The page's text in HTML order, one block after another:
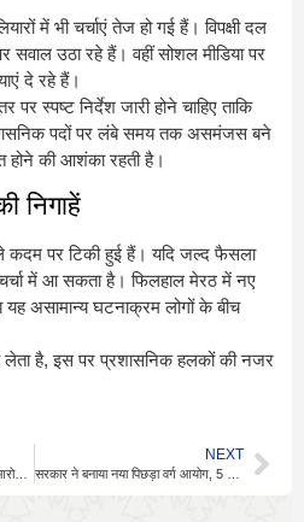
में भी चर्चाएं तेज हो गई हैं। विपक्षी दल
सवाल उठा रहे हैं। वहीं सोशल मीडिया पर
दे रहे हैं।
स्पष्ट निर्देश जारी होने चाहिए ताकि
पदों पर लंबे समय तक असमंजस बने
होने की आशंका रहती है।
निगाहें
पर टिकी हुई हैं। यदि जल्द फैसला
में आ सकता है। फिलहाल मेरठ में नए
असामान्य घटनाक्रम लोगों के बीच
लेता है, इस पर प्रशासनिक हलकों की नजर
आगरा में वाहन चोर गिरोह पकड़ा, पांच आरोपी गिरफ्तार
NEXT